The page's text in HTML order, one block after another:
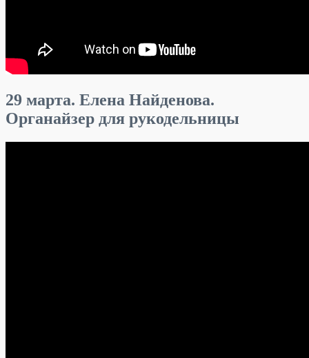
29 марта. Елена Найденова.
Органайзер для рукодельницы